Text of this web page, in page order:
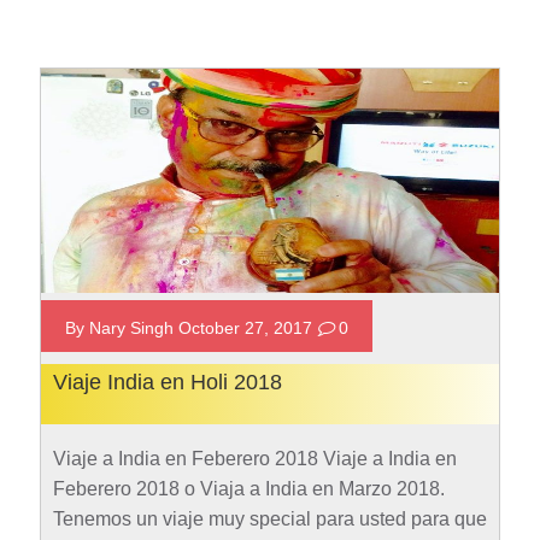
By Nary Singh October 27, 2017 0
Viaje India en Holi 2018
Viaje a India en Feberero 2018 Viaje a India en
Feberero 2018 o Viaja a India en Marzo 2018.
Tenemos un viaje muy special para usted para que